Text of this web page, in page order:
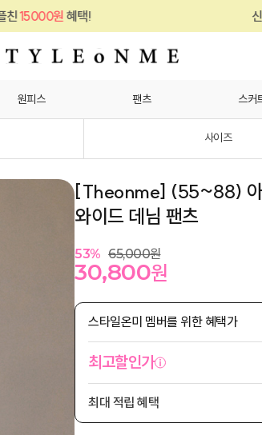
신규 회원가입 및 카톡 플
원피스 팬츠 스커
사이즈
[Theonme] (55~88) 아
와이드 데님 팬츠
53% 65,000원
30,800원
스타일온미 멤버를 위한 혜택가
최고할인가
최대 적립 혜택